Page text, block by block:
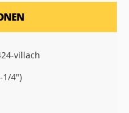
villach
1/4")